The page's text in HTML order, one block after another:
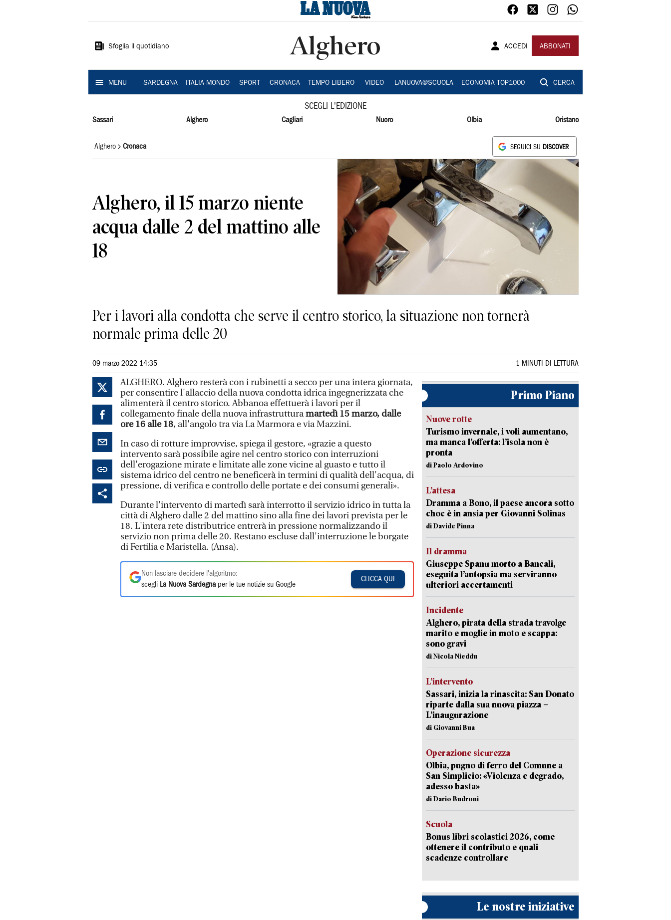
Sardegna
Sfoglia il quotidiano Alghero ACCEDI ABBONATI
MENU SARDEGNA ITALIA MONDO SPORT CRONACA TEMPO LIBERO VIDEO LANUOVA@SCUOLA ECONOMIA TOP1000 CERCA
SCEGLI L'EDIZIONE
Sassari Alghero Cagliari Nuoro Olbia Oristano
Alghero Cronaca SEGUICI SU DISCOVER
Alghero, il 15 marzo niente
acqua dalle 2 del mattino alle
18
Per i lavori alla condotta che serve il centro storico, la situazione non tornerà
normale prima delle 20
09 marzo 2022 14:35 1 MINUTI DI LETTURA
ALGHERO. Alghero resterà con i rubinetti a secco per una intera giornata,
per consentire l'allaccio della nuova condotta idrica ingegnerizzata che
alimenterà il centro storico. Abbanoa effettuerà i lavori per il
collegamento finale della nuova infrastrutturamartedì 15 marzo, dalle
ore 16 alle 18, all'angolo tra via La Marmora e via Mazzini.
In caso di rotture improvvise, spiega il gestore, «grazie a questo
intervento sarà possibile agire nel centro storico con interruzioni
dell'erogazione mirate e limitate alle zone vicine al guasto e tutto il
sistema idrico del centro ne beneficerà in termini di qualità dell'acqua, di
pressione, di verifica e controllo delle portate e dei consumi generali».
Durante l'intervento di martedì sarà interrotto il servizio idrico in tutta la
città di Alghero dalle 2 del mattino sino alla fine dei lavori prevista per le
18. L'intera rete distributrice entrerà in pressione normalizzando il
servizio non prima delle 20. Restano escluse dall'interruzione le borgate
di Fertilia e Maristella. (Ansa).
Non lasciare decidere l'algoritmo:
scegli La Nuova Sardegna per le tue notizie su Google
CLICCA QUI
Primo Piano
Nuove rotte
Turismo invernale, i voli aumentano,
ma manca l’offerta: l’isola non è
pronta
di Paolo Ardovino
L’attesa
Dramma a Bono, il paese ancora sotto
choc è in ansia per Giovanni Solinas
di Davide Pinna
Il dramma
Giuseppe Spanu morto a Bancali,
eseguita l’autopsia ma serviranno
ulteriori accertamenti
Incidente
Alghero, pirata della strada travolge
marito e moglie in moto e scappa:
sono gravi
di Nicola Nieddu
L’intervento
Sassari, inizia la rinascita: San Donato
riparte dalla sua nuova piazza –
L’inaugurazione
di Giovanni Bua
Operazione sicurezza
Olbia, pugno di ferro del Comune a
San Simplicio: «Violenza e degrado,
adesso basta»
di Dario Budroni
Scuola
Bonus libri scolastici 2026, come
ottenere il contributo e quali
scadenze controllare
Le nostre iniziative